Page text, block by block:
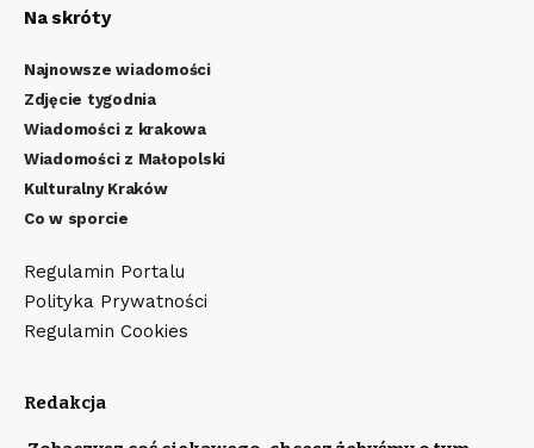
Na skróty
Najnowsze wiadomości
Zdjęcie tygodnia
Wiadomości z krakowa
Wiadomości z Małopolski
Kulturalny Kraków
Co w sporcie
Regulamin Portalu
Polityka Prywatności
Regulamin Cookies
Redakcja